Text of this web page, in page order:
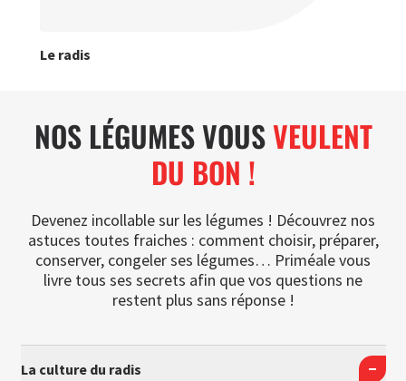
Le radis
NOS LÉGUMES VOUSVEULENT
DU BON !
Devenez incollable sur les légumes ! Découvrez nos
astuces toutes fraiches : comment choisir, préparer,
conserver, congeler ses légumes… Priméale vous
livre tous ses secrets afin que vos questions ne
restent plus sans réponse !
La culture du radis